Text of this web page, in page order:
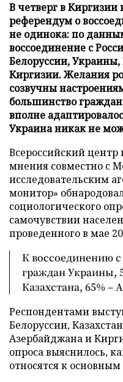
В четверг в Киргизии
референдум о
не одинока: по
воссоединение с
Белоруссии,
Киргизии. Желания
созвучны
большинство граждан
вполне
Украина никак не
Всероссийский
мнения совместно с
исследовательским
монитор»
социологического
самочувствии
проведенного в мае
К воссоединению с
граждан Украины,
Казахстана, 65% –
Респондентами
Белоруссии,
Азербайджана и
опроса выяснилось,
относятся к